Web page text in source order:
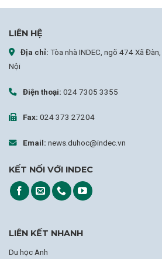
LIÊN HỆ
Địa chỉ: Tòa nhà INDEC, ngõ 474 Xã
Nội
Điện thoại: 024 7305 3355
Fax: 024 373 27204
Email: news.duhoc@indec.vn
KẾT NỐI VỚI INDEC
LIÊN KẾT NHANH
Du học Anh